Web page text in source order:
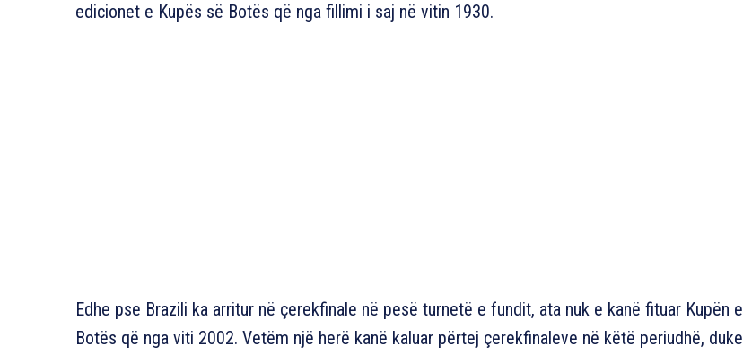
edicionet e Kupës së Botës që nga fillimi i saj në vitin 1930.
Edhe pse Brazili ka arritur në çerekfinale në pesë turnetë e fundit, ata nuk e kanë fituar Kupën e
Botës që nga viti 2002. Vetëm një herë kanë kaluar përtej çerekfinaleve në këtë periudhë, duke